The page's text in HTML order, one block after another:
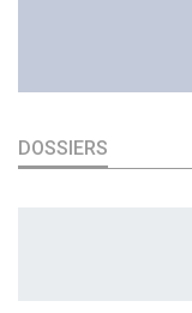
DOSSIERS